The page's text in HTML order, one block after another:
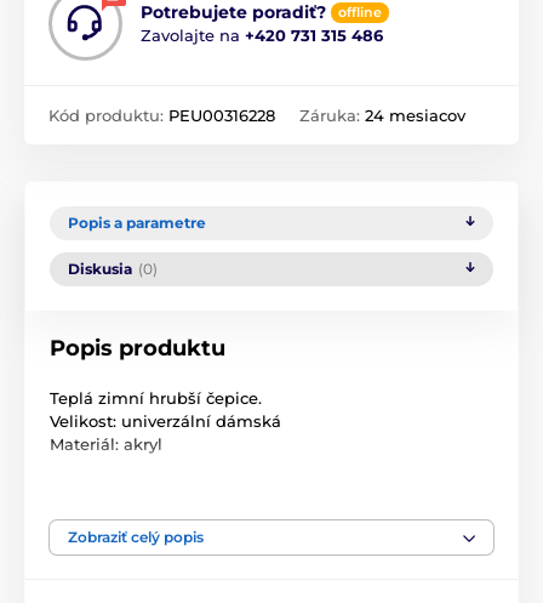
Potrebujete poradiť? offline
Zavolajte na +420 731 315 486
Kód produktu: PEU00316228 Záruka: 24 mesiacov
Popis a parametre
Diskusia (0)
Popis produktu
Teplá zimní hrubší čepice.
Velikost: univerzální dámská
Materiál: akryl
Zobraziť celý popis